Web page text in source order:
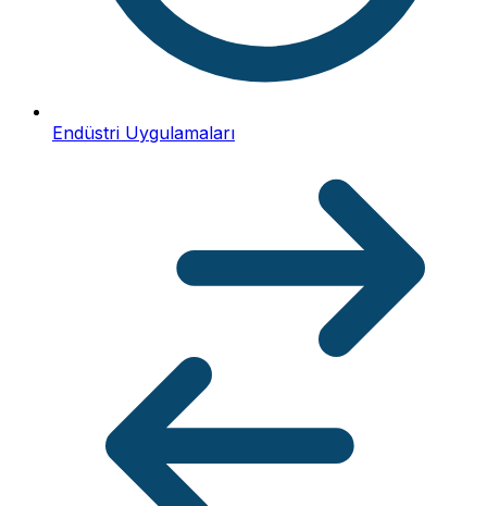
Endüstri Uygulamaları